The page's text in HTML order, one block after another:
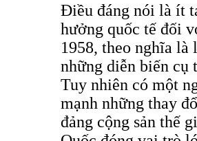
Điều đáng nói là ít
hưởng quốc tế đối
1958, theo nghĩa
những diễn biến cụ
Tuy nhiên có một
mạnh những thay
đảng cộng sản thế